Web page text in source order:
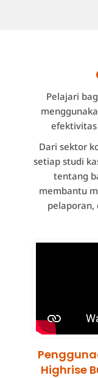
Pelajari
Dari sektor
setiap studi
tentang
membantu
pelaporan,
Highrise